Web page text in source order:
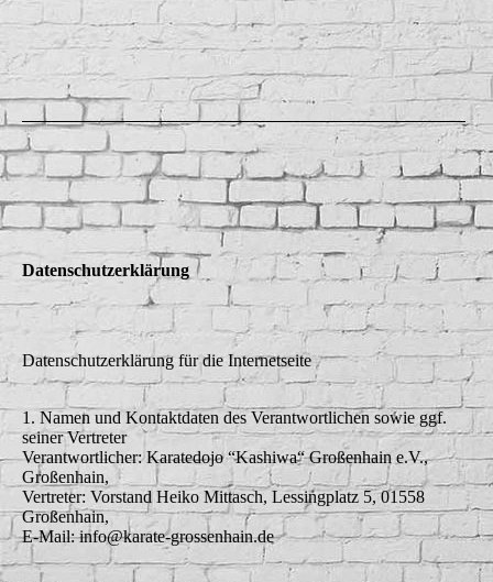
Datenschutzerklärung
Datenschutzerklärung für die Internetseite
1. Namen und Kontaktdaten des Verantwortlichen sowie ggf.
seiner Vertreter
Verantwortlicher: Karatedojo “Kashiwa“ Großenhain e.V.,
Großenhain,
Vertreter: Vorstand Heiko Mittasch, Lessingplatz 5, 01558
Großenhain,
E-Mail: info@karate-grossenhain.de